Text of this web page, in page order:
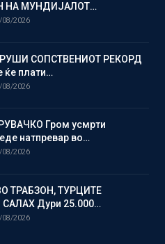
НА МУНДИЈАЛОТ…
08/2026
СОПСТВЕНИОТ РЕКОРД
плати…
08/2026
Гром усмрти
натпревар во…
08/2026
ТРАБЗОН, ТУРЦИТЕ
Дури 25.000…
08/2026